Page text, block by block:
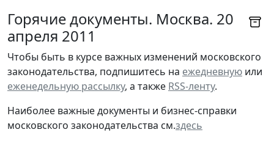
Горячие документы. Москва. 20
апреля 2011
Чтобы быть в курсе важных изменений московского
законодательства, подпишитесь на ежедневную или
еженедельную рассылку, а также RSS-ленту.
Наиболее важные документы и бизнес-справки
московского законодательства см.здесь